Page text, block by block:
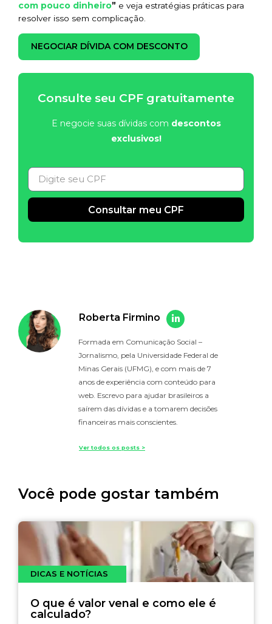
com pouco dinheiro” e veja estratégias práticas para
resolver isso sem complicação.
NEGOCIAR DÍVIDA COM DESCONTO
Consulte seu CPF gratuitamente
E negocie suas dívidas com descontos
exclusivos!
Consultar meu CPF
Roberta Firmino
Formada em Comunicação Social –
Jornalismo, pela Universidade Federal de
Minas Gerais (UFMG), e com mais de 7
anos de experiência com conteúdo para
web. Escrevo para ajudar brasileiros a
saírem das dívidas e a tomarem decisões
financeiras mais conscientes.
Ver todos os posts >
Você pode gostar também
DICAS E NOTÍCIAS
O que é valor venal e como ele é
calculado?